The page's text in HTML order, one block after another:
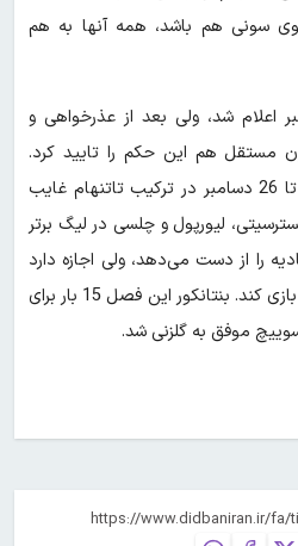
سونی هم باشد، همه آنها به هم
اعلام شد، ولی بعد از عذرخواهی و
مستقل هم این حکم را تایید کرد.
بدین‌ترتیب هافبک اروگوئه‌ای تا 26 دسامبر در ترکیب تاتنهام غایب
لیورپول و چلسی در لیگ برتر
را از دست می‌دهد، ولی اجازه دارد
در لیگ اروپا مقابل رم و رنجرز بازی کند. بنتانکور این فصل 15 بار برای
موفق به گلزنی شد.